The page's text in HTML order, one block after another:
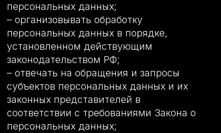
– на отзыв согласия на обработку
персональных данных;
– обжаловать в уполномоченный орган
по защите прав субъектов персональных
данных или в судебном порядке
неправомерные действия или
бездействие Оператора при обработке
его персональных данных;
– на осуществление иных прав,
предусмотренных законодательством
РФ.
4.2. Субъекты персональных данных
обязаны:
– предоставлять Оператору достоверные